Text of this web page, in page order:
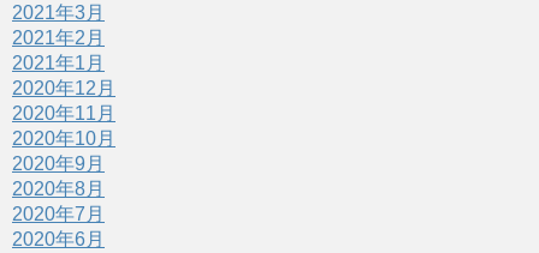
2021年3月
2021年2月
2021年1月
2020年12月
2020年11月
2020年10月
2020年9月
2020年8月
2020年7月
2020年6月